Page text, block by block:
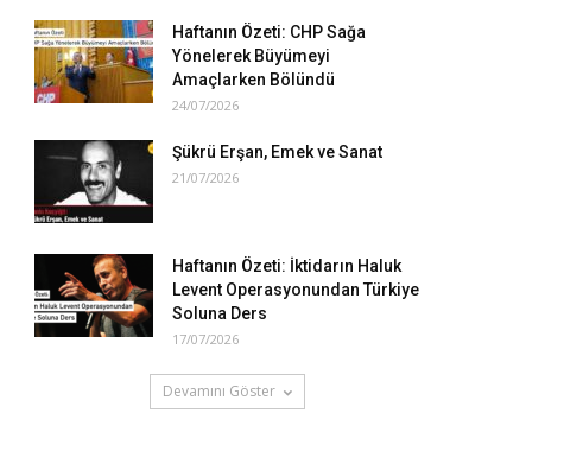
Haftanın Özeti: CHP Sağa
Yönelerek Büyümeyi
Amaçlarken Bölündü
24/07/2026
Şükrü Erşan, Emek ve Sanat
21/07/2026
Haftanın Özeti: İktidarın Haluk
Levent Operasyonundan Türkiye
Soluna Ders
17/07/2026
Devamını Göster